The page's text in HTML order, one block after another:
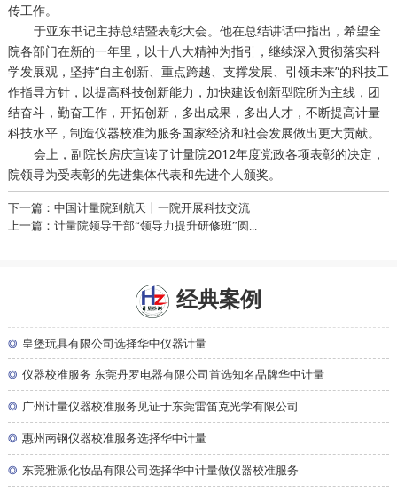
传工作。
于亚东书记主持总结暨表彰大会。他在总结讲话中指出，希望全
院各部门在新的一年里，以十八大精神为指引，继续深入贯彻落实科
学发展观，坚持“自主创新、重点跨越、支撑发展、引领未来”的科技工
作指导方针，以提高科技创新能力，加快建设创新型院所为主线，团
结奋斗，勤奋工作，开拓创新，多出成果，多出人才，不断提高计量
科技水平， 制造仪器校准为服务国家经济和社会发展做出更大贡献。
会上，副院长房庆宣读了计量院2012年度党政各项表彰的决定，
院领导为受表彰的先进集体代表和先进个人颁奖。
下一篇：中国计量院到航天十一院开展科技交流
上一篇：计量院领导干部“领导力提升研修班”圆...
经典案例
◎ 皇堡玩具有限公司选择华中仪器计量
◎ 仪器校准服务 东莞丹罗电器有限公司首选知名品牌华中计量
◎ 广州计量仪器校准服务见证于东莞雷笛克光学有限公司
◎ 惠州南钢仪器校准服务选择华中计量
◎ 东莞雅派化妆品有限公司选择华中计量做仪器校准服务